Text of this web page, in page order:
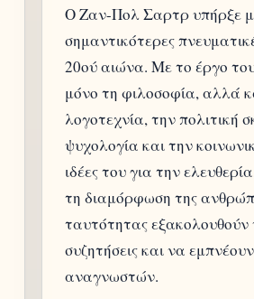
Ο Ζαν-Πολ Σαρτρ υπήρξε
σημαντικότερες
20ού αιώνα. Με το έργο
μόνο τη φιλοσοφία, αλλά
λογοτεχνία, την πολιτική
ψυχολογία και την
ιδέες του για την
τη διαμόρφωση της
ταυτότητας
συζητήσεις και να εμπνέουν
αναγνωστών.